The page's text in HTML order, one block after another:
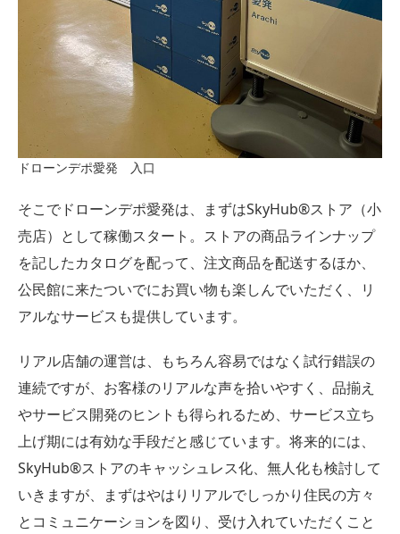
ドローンデポ愛発 入口
そこでドローンデポ愛発は、まずはSkyHub®︎ストア（小
売店）として稼働スタート。ストアの商品ラインナップ
を記したカタログを配って、注文商品を配送するほか、
公民館に来たついでにお買い物も楽しんでいただく、リ
アルなサービスも提供しています。
リアル店舗の運営は、もちろん容易ではなく試行錯誤の
連続ですが、お客様のリアルな声を拾いやすく、品揃え
やサービス開発のヒントも得られるため、サービス立ち
上げ期には有効な手段だと感じています。将来的には、
SkyHub®︎ストアのキャッシュレス化、無人化も検討して
いきますが、まずはやはりリアルでしっかり住民の方々
とコミュニケーションを図り、受け入れていただくこと